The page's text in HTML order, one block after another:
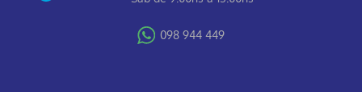
098 944 449